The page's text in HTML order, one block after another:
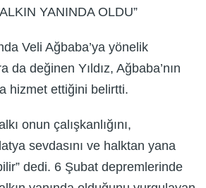
YANINDA OLDU”
Veli Ağbaba’ya yönelik
da değinen Yıldız, Ağbaba’nın
hizmet ettiğini belirtti.
onun çalışkanlığını,
sevdasını ve halktan yana
dedi. 6 Şubat depremlerinde